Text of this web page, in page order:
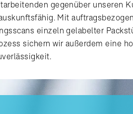
gegenüber unseren
Mit
einzeln gelabelter
sichern wir außerdem eine